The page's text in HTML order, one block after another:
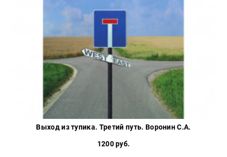
Выход из тупика. Третий путь. Воронин С.А.
1200 руб.